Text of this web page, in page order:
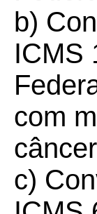
b)
ICMS
com
c)